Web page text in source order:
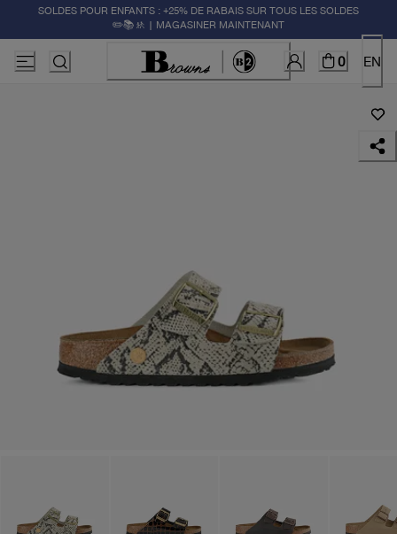
SOLDES POUR ENFANTS : +25% DE RABAIS SUR TOUS LES SOLDES
✏️📚🚸 | MAGASINER MAINTENANT
0 EN